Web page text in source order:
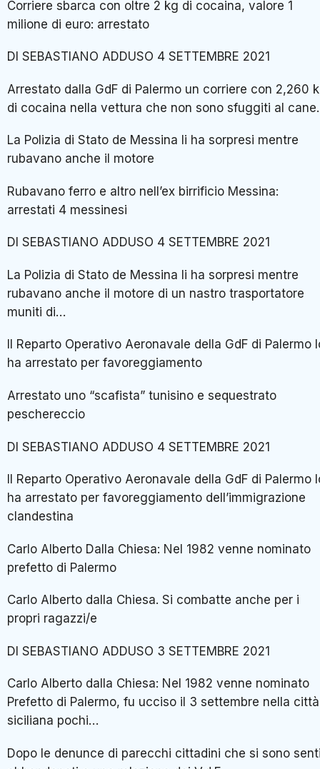
Corriere sbarca con oltre 2 kg di cocaina, valore 1
milione di euro: arrestato
DI SEBASTIANO ADDUSO 4 SETTEMBRE 2021
Arrestato dalla GdF di Palermo un corriere con 2,260
di cocaina nella vettura che non sono sfuggiti al
La Polizia di Stato de Messina li ha sorpresi mentre
rubavano anche il motore
Rubavano ferro e altro nell’ex birrificio Messina:
arrestati 4 messinesi
DI SEBASTIANO ADDUSO 4 SETTEMBRE 2021
La Polizia di Stato de Messina li ha sorpresi mentre
rubavano anche il motore di un nastro trasportatore
muniti di…
Il Reparto Operativo Aeronavale della GdF di Palermo
ha arrestato per favoreggiamento
Arrestato uno “scafista” tunisino e sequestrato
peschereccio
DI SEBASTIANO ADDUSO 4 SETTEMBRE 2021
Il Reparto Operativo Aeronavale della GdF di Palermo
ha arrestato per favoreggiamento dell’immigrazione
clandestina
Carlo Alberto Dalla Chiesa: Nel 1982 venne nominato
prefetto di Palermo
Carlo Alberto dalla Chiesa. Si combatte anche per i
propri ragazzi/e
DI SEBASTIANO ADDUSO 3 SETTEMBRE 2021
Carlo Alberto dalla Chiesa: Nel 1982 venne nominato
Prefetto di Palermo, fu ucciso il 3 settembre nella città
siciliana pochi…
Dopo le denunce di parecchi cittadini che si sono